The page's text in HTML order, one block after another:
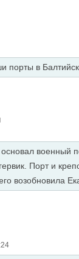
порты в
военный
Порт и
возобновила